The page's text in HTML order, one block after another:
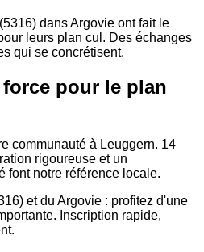
dans Argovie ont fait le
leurs plan cul. Des échanges
qui se concrétisent.
pour le plan
communauté à Leuggern. 14
rigoureuse et un
font notre référence locale.
et du Argovie : profitez d'une
Inscription rapide,